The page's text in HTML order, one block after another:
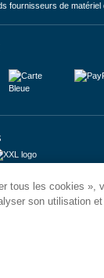
fournisseurs de
34
Wormerveer |
tous les cookies »,
son utilisation